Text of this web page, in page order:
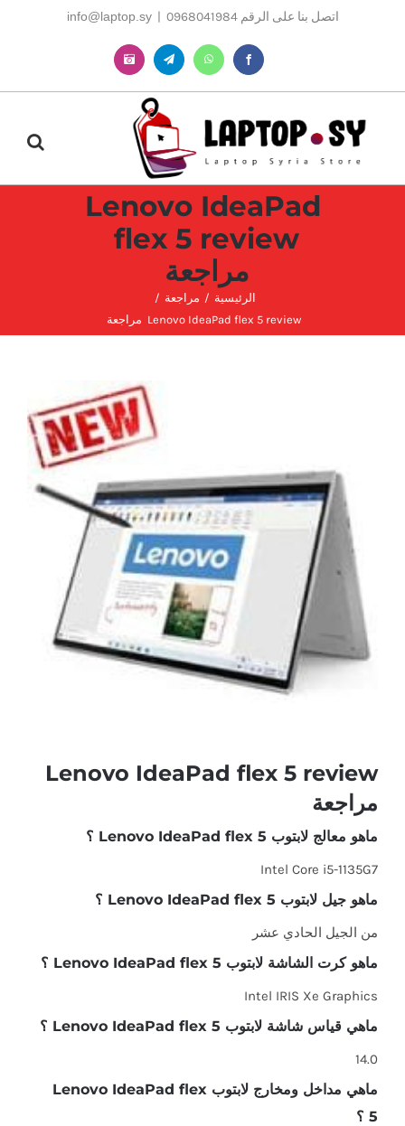
اتصل بنا على الرقم 0968041984 |
info@laptop.sy
Facebook
WhatsApp
Telegram
Instagram
Lenovo IdeaPad
مراجعة
الرئيسية
مراجعة
Lenovo IdeaPad flex 5 review مراجعة
مراجعة
ماهو معالج لابتوب Lenovo IdeaPad flex 5 ؟
Intel Core i5-1135G7
ماهو جيل لابتوب Lenovo IdeaPad flex 5 ؟
من الجيل الحادي عشر
ماهو كرت الشاشة لابتوب Lenovo IdeaPad flex 5 ؟
Intel IRIS Xe Graphics
ماهي قياس شاشة لابتوب Lenovo IdeaPad flex 5 ؟
14.0
ماهي مداخل ومخارج لابتوب Lenovo IdeaPad flex
5 ؟